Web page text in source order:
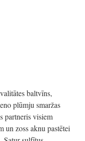
baltvīns,
plūmju smaržas
partneris visiem
un zoss aknu pastētei